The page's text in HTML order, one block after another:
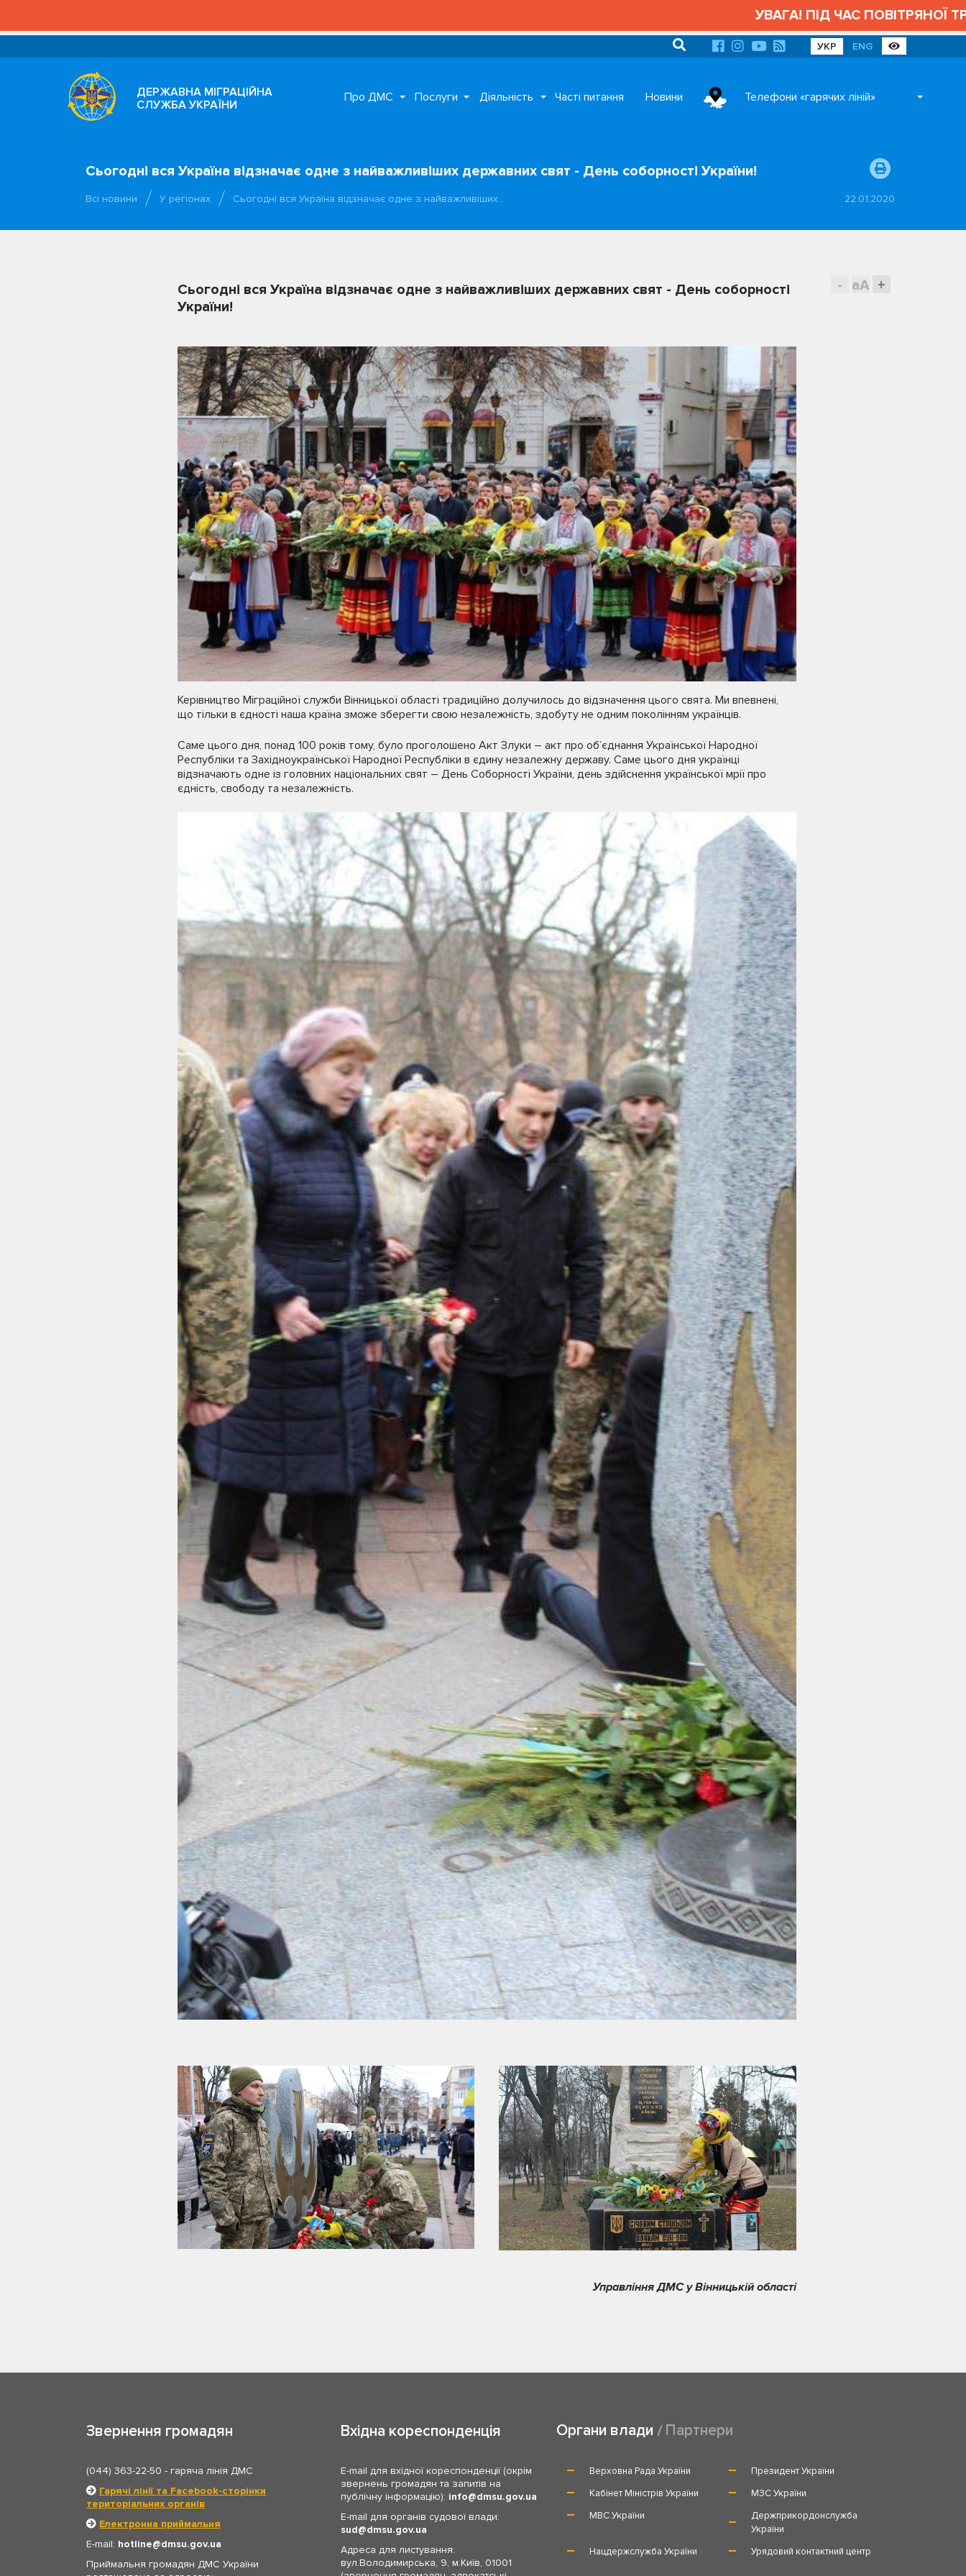
УВАГА! ПІД ЧАС ПОВІТРЯНОЇ ТРИВОГИ
УКР ENG
ДЕРЖАВНА МІГРАЦІЙНА
СЛУЖБА УКРАЇНИ
Про ДМС Послуги Діяльність Часті питання Новини Телефони «гарячих ліній»
Сьогодні вся Україна відзначає одне з найважливіших державних свят - День соборності України!
Всі новини У регіонах Сьогодні вся Україна відзначає одне з найважливіших… 22.01.2020
- aA +
Сьогодні вся Україна відзначає одне з найважливіших державних свят - День соборності
України!
Керівництво Міграційної служби Вінницької області традиційно долучилось до відзначення цього свята. Ми впевнені,
що тільки в єдності наша країна зможе зберегти свою незалежність, здобуту не одним поколінням українців.
Саме цього дня, понад 100 років тому, було проголошено Акт Злуки – акт про об’єднання Української Народної
Республіки та Західноукраїнської Народної Республіки в єдину незалежну державу. Саме цього дня українці
відзначають одне із головних національних свят – День Соборності України, день здійснення української мрії про
єдність, свободу та незалежність.
Управління ДМС у Вінницькій області
Звернення громадян
(044) 363-22-50 - гаряча лінія ДМС
Гарячі лінії та Facebook-сторінки
територіальних органів
Електронна приймальня
E-mail: hotline
dmsu.gov.ua
Приймальня громадян ДМС України
Вхідна кореспонденція
E-mail для вхідної кореспонденції (окрім
звернень громадян та запитів на
публічну інформацію): info
dmsu.gov.ua
E-mail для органів судової влади:
sud
dmsu.gov.ua
Адреса для листування:
вул.Володимирська, 9, м.Київ, 01001
Органи влади Партнери
Верховна Рада України
Президент України
Кабінет Міністрів України
МЗС України
МВС України
Держприкордонслужба
України
Нацдержслужба України
Урядовий контактний центр